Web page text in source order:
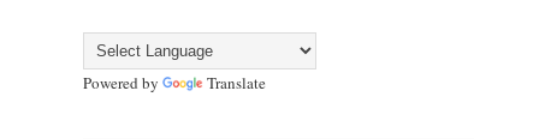
Powered by Translate